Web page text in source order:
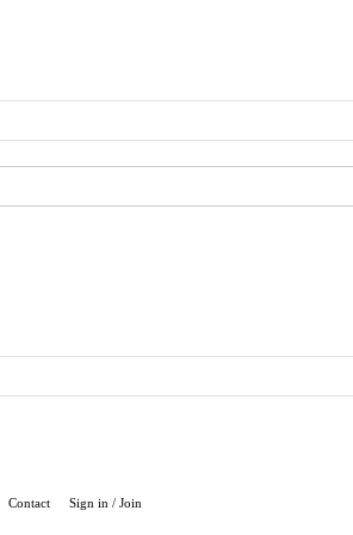
Contact Sign in / Join